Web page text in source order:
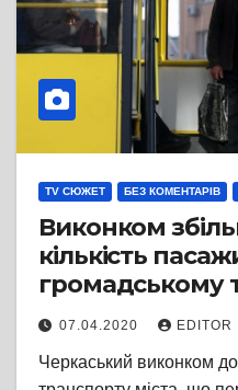
TV СЮЖЕТ БЕЗ КОМЕНТАРІВ
Виконком
кількість
громадському
возить медиків
07.04.2020 EDITOR
Черкаський виконком